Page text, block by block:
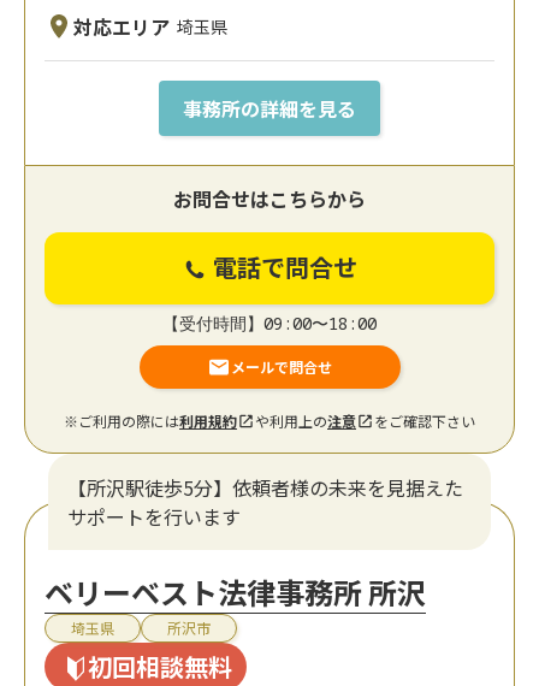
対応エリア 埼玉県
事務所の詳細を見る
お問合せはこちらから
電話で問合せ
【受付時間】09:00〜18:00
メールで問合せ
※ご利用の際には利用規約 や利用上の注意 をご確認下さい
【所沢駅徒歩5分】依頼者様の未来を見据えた
サポートを行います
ベリーベスト法律事務所 所沢
埼玉県 所沢市
初回相談無料